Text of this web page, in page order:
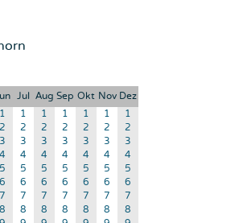
Jul Aug Sep Okt Nov Dez
1 1 1 1 1 1
1
2 2 2 2 2 2
2
3 3 3 3 3 3
3
4 4 4 4 4 4
4
5 5 5 5 5 5
5
6 6 6 6 6 6
6
7 7 7 7 7 7
7
8 8 8 8 8 8
8